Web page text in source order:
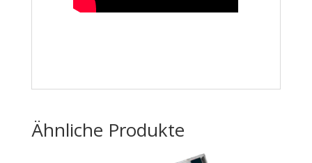
Ähnliche Produkte